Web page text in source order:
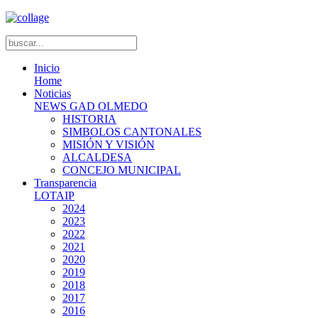
Inicio
Home
Noticias
NEWS GAD OLMEDO
HISTORIA
SIMBOLOS CANTONALES
MISIÓN Y VISIÓN
ALCALDESA
CONCEJO MUNICIPAL
Transparencia
LOTAIP
2024
2023
2022
2021
2020
2019
2018
2017
2016